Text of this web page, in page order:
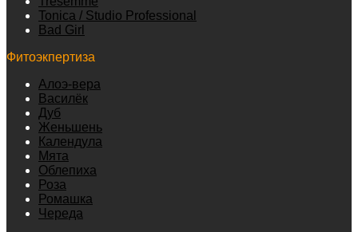
Tonica / Studio Professional
Bad Girl
Фитоэкпертиза
Алоэ-вера
Василёк
Дуб
Женьшень
Календула
Мята
Облепиха
Роза
Ромашка
Череда